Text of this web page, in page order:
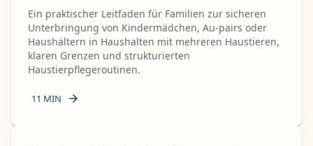
Ein praktischer Leitfaden für Familien zur sicheren
Unterbringung von Kindermädchen, Au-pairs oder
Haushältern in Haushalten mit mehreren Haustieren,
klaren Grenzen und strukturierten
Haustierpflegeroutinen.
11 MIN